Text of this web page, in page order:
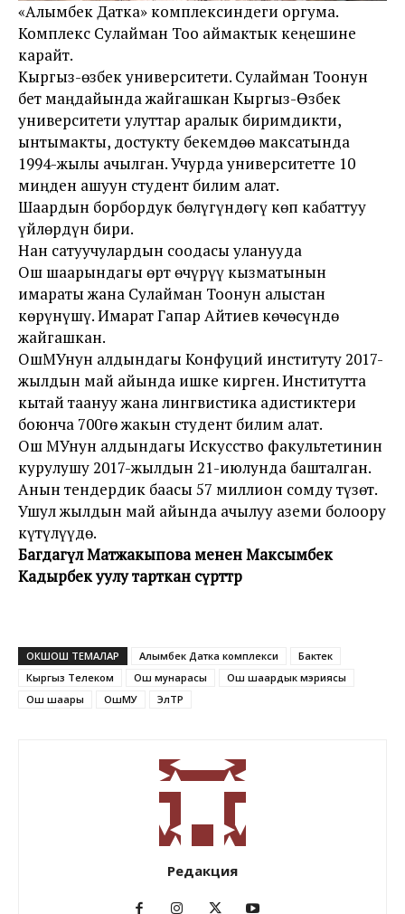
«Алымбек Датка» комплексиндеги оргума.
Комплекс Сулайман Тоо аймактык кеңешине
карайт.
Кыргыз-өзбек университети. Сулайман Тоонун
бет маңдайында жайгашкан Кыргыз-Өзбек
университети улуттар аралык биримдикти,
ынтымакты, достукту бекемдөө максатында
1994-жылы ачылган. Учурда университетте 10
миңден ашуун студент билим алат.
Шаардын борбордук бөлүгүндөгү көп кабаттуу
үйлөрдүн бири.
Нан сатуучулардын соодасы уланууда
Ош шаарындагы өрт өчүрүү кызматынын
имараты жана Сулайман Тоонун алыстан
көрүнүшү. Имарат Гапар Айтиев көчөсүндө
жайгашкан.
ОшМУнун алдындагы Конфуций институту 2017-
жылдын май айында ишке кирген. Институтта
кытай таануу жана лингвистика адистиктери
боюнча 700гө жакын студент билим алат.
Ош МУнун алдындагы Искусство факультетинин
курулушу 2017-жылдын 21-июлунда башталган.
Анын тендердик баасы 57 миллион сомду түзөт.
Ушул жылдын май айында ачылуу аземи болоору
күтүлүүдө.
Багдагүл Матжакыпова менен Максымбек
Кадырбек уулу тарткан сүрөттөр
ОКШОШ ТЕМАЛАР Алымбек Датка комплекси
Бактек
Кыргыз Телеком
Ош мунарасы
Ош шаардык мэриясы
Ош шаары
ОшМУ ЭлТР
Редакция